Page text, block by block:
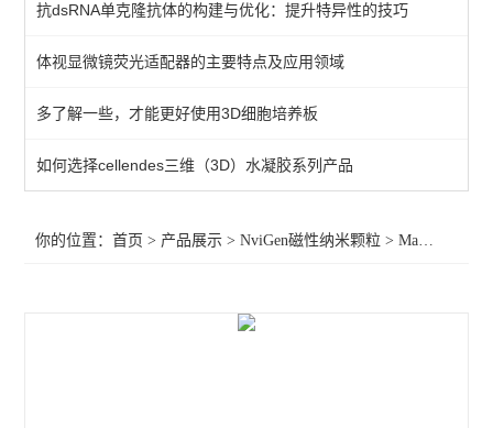
MaxVigen系列磁性纳米颗粒
MyQuVigen系列磁性纳米颗粒
AuVigen系列磁性纳米颗粒
AngioGazer系列磁性纳米颗粒
抗dsRNA单克隆抗体的构建与优化：提升特异性的技巧
体视显微镜荧光适配器的主要特点及应用领域
多了解一些，才能更好使用3D细胞培养板
如何选择cellendes三维（3D）水凝胶系列产品
你的位置：首页 > 产品展示 >NviGen磁性纳米颗粒 >MagVigen系列磁性纳米颗粒